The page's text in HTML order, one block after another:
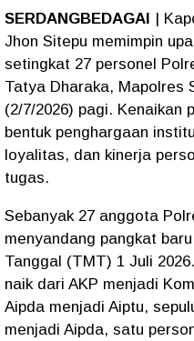
SERDANGBEDAGAI |
Jhon Sitepu memimpin
setingkat 27 personel
Tatya Dharaka, Mapolres
(2/7/2026) pagi. Kenaikan
bentuk penghargaan
loyalitas, dan kinerja
tugas.
Sebanyak 27 anggota
menyandang pangkat
Tanggal (TMT) 1 Juli
naik dari AKP menjadi
Aipda menjadi Aiptu,
menjadi Aipda, satu